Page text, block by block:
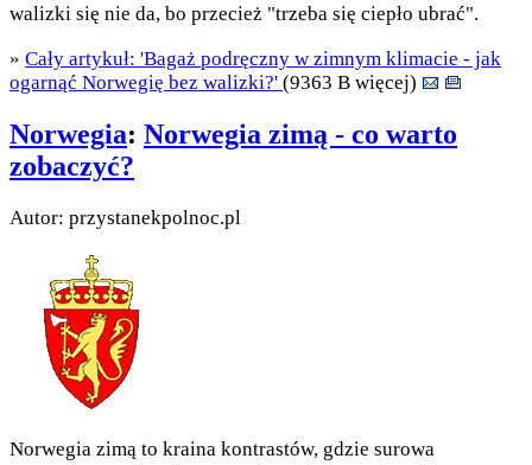
walizki się nie da, bo przecież "trzeba się ciepło ubrać".
» Cały artykuł: 'Bagaż podręczny w zimnym klimacie - jak
ogarnąć Norwegię bez walizki?' (9363 B więcej)
Norwegia: Norwegia zimą - co warto
zobaczyć?
Autor: przystanekpolnoc.pl
Norwegia zimą to kraina kontrastów, gdzie surowa